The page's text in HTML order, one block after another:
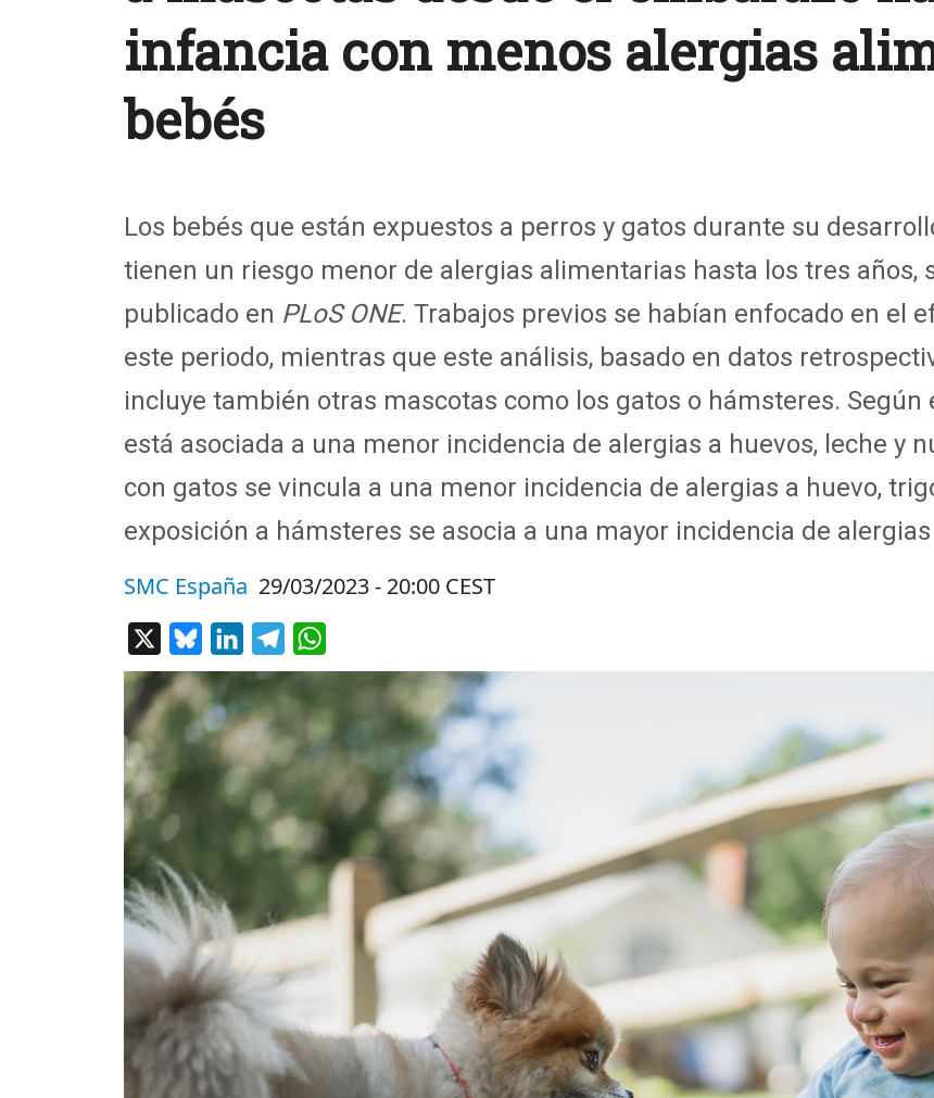
infancia con menos alergias
bebés
Los bebés que están expuestos a perros y gatos durante su
tienen un riesgo menor de alergias alimentarias hasta los tres años,
publicado en PLoS ONE. Trabajos previos se habían enfocado en el
este periodo, mientras que este análisis, basado en datos
incluye también otras mascotas como los gatos o hámsteres. Según
está asociada a una menor incidencia de alergias a huevos, leche y
con gatos se vincula a una menor incidencia de alergias a huevo,
exposición a hámsteres se asocia a una mayor incidencia de
SMC España 29/03/2023 - 20:00 CEST
BlueskyLinkedInTelegram